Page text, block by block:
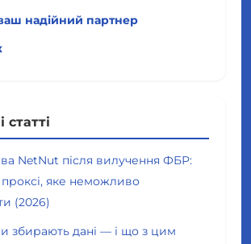
надійний партнер
статті
NetNut після вилучення ФБР:
проксі, яке неможливо
(2026)
збирають дані — і що з цим